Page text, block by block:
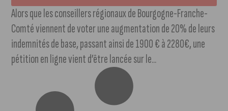
Alors que les conseillers régionaux de Bourgogne-Franche-
Comté viennent de voter une augmentation de 20% de leurs
indemnités de base, passant ainsi de 1900 € à 2280€, une
pétition en ligne vient d’être lancée sur le...